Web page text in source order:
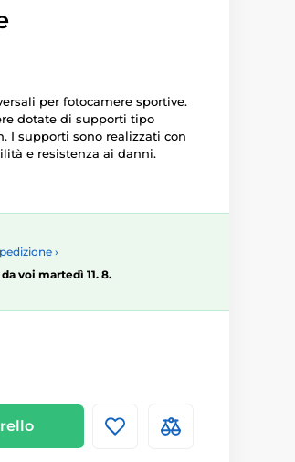
per fotocamere sportive.
dotate di supporti tipo
I supporti sono realizzati con
e resistenza ai danni.
›
da voi martedì 11. 8.